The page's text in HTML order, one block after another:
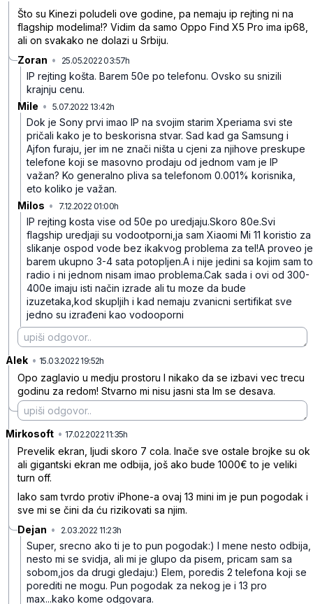
Što su Kinezi poludeli ove godine, pa nemaju ip rejting ni na
flagship modelima!? Vidim da samo Oppo Find X5 Pro ima ip68,
ali on svakako ne dolazi u Srbiju.
Zoran • 25.05.2022 03:57h
IP rejting košta. Barem 50e po telefonu. Ovsko su snizili
krajnju cenu.
Mile • 5.07.2022 13:42h
Dok je Sony prvi imao IP na svojim starim Xperiama svi ste
pričali kako je to beskorisna stvar. Sad kad ga Samsung i
Ajfon furaju, jer im ne znači ništa u cjeni za njihove preskupe
telefone koji se masovno prodaju od jednom vam je IP
važan? Ko generalno pliva sa telefonom 0.001% korisnika,
eto koliko je važan.
Milos • 7.12.2022 01:00h
IP rejting kosta vise od 50e po uredjaju.Skoro 80e.Svi
flagship uredjaji su vodootporni,ja sam Xiaomi Mi 11 koristio za
slikanje ospod vode bez ikakvog problema za tel!A proveo je
barem ukupno 3-4 sata potopljen.A i nije jedini sa kojim sam to
radio i ni jednom nisam imao problema.Cak sada i ovi od 300-
400e imaju isti način izrade ali tu moze da bude
izuzetaka,kod skupljih i kad nemaju zvanicni sertifikat sve
jedno su izrađeni kao vodooporni
Alek • 15.03.2022 19:52h
Opo zaglavio u medju prostoru I nikako da se izbavi vec trecu
godinu za redom! Stvarno mi nisu jasni sta Im se desava.
Mirkosoft • 17.02.2022 11:35h
Prevelik ekran, ljudi skoro 7 cola. Inače sve ostale brojke su ok
ali gigantski ekran me odbija, još ako bude 1000€ to je veliki
turn off.
Iako sam tvrdo protiv iPhone-a ovaj 13 mini im je pun pogodak i
sve mi se čini da ću rizikovati sa njim.
Dejan • 2.03.2022 11:23h
Super, srecno ako ti je to pun pogodak:) I mene nesto odbija,
nesto mi se svidja, ali mi je glupo da pisem, pricam sam sa
sobom,jos da drugi gledaju:) Elem, poredis 2 telefona koji se
porediti ne mogu. Pun pogodak za nekog je i 13 pro
max...kako kome odgovara.